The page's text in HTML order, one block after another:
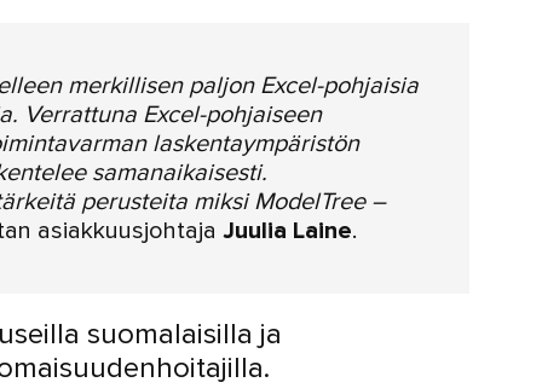
merkillisen paljon Excel-pohjaisia
Verrattuna Excel-pohjaiseen
laskentaympäristön
samanaikaisesti.
perusteita miksi ModelTree –
asiakkuusjohtajaJuulia Laine.
suomalaisilla ja